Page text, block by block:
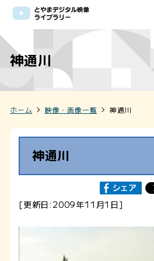
神通川
ホーム 映像・画像一覧 神通川
神通川
[更新日:2009年11月1日]